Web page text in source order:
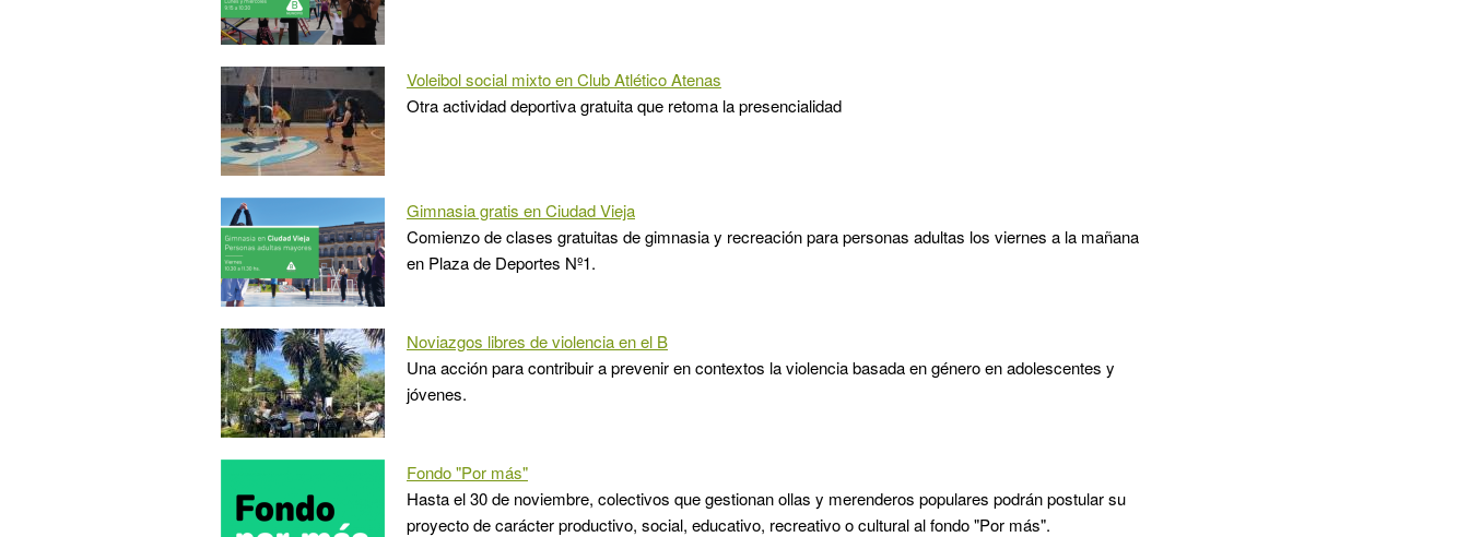
Voleibol social mixto en Club Atlético Atenas
Otra actividad deportiva gratuita que retoma la presencialidad
Gimnasia gratis en Ciudad Vieja
Comienzo de clases gratuitas de gimnasia y recreación para personas adultas los viernes a la mañana
en Plaza de Deportes Nº1.
Noviazgos libres de violencia en el B
Una acción para contribuir a prevenir en contextos la violencia basada en género en adolescentes y
jóvenes.
Fondo "Por más"
Hasta el 30 de noviembre, colectivos que gestionan ollas y merenderos populares podrán postular su
proyecto de carácter productivo, social, educativo, recreativo o cultural al fondo "Por más".